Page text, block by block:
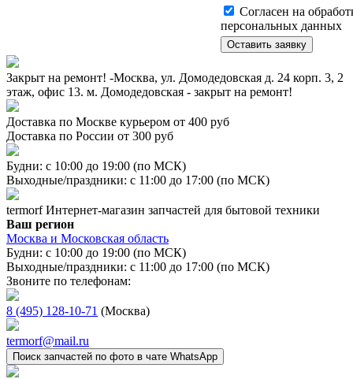
Согласен на
персональных данных
Закрыт на ремонт! -Москва, ул. Домодедовская д. 24 корп. 3, 2
этаж, офис 13. м. Домодедовская - закрыт на ремонт!
Доставка по Москве курьером от 400 руб
Доставка по России от 300 руб
Будни: с 10:00 до 19:00 (по МСК)
Выходные/праздники: с 11:00 до 17:00 (по МСК)
termorf Интернет-магазин запчастей для бытовой техники
Ваш регион
Москва и Московская область
Будни: с 10:00 до 19:00 (по МСК)
Выходные/праздники: с 11:00 до 17:00 (по МСК)
Звоните по телефонам:
8 (495) 128-10-71 (Москва)
termorf@mail.ru
Поиск запчастей по фото в чате WhatsApp